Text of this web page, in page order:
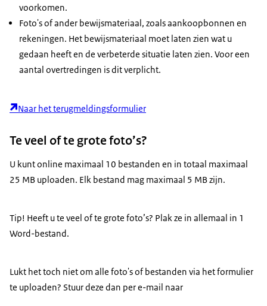
voorkomen.
Foto's of ander bewijsmateriaal, zoals aankoopbonnen en
rekeningen. Het bewijsmateriaal moet laten zien wat u
gedaan heeft en de verbeterde situatie laten zien. Voor een
aantal overtredingen is dit verplicht.
Naar het terugmeldingsformulier
Te veel of te grote foto’s?
U kunt online maximaal 10 bestanden en in totaal maximaal
25 MB uploaden. Elk bestand mag maximaal 5 MB zijn.
Tip! Heeft u te veel of te grote foto’s? Plak ze in allemaal in 1
Word-bestand.
Lukt het toch niet om alle foto's of bestanden via het formulier
te uploaden? Stuur deze dan per e-mail naar